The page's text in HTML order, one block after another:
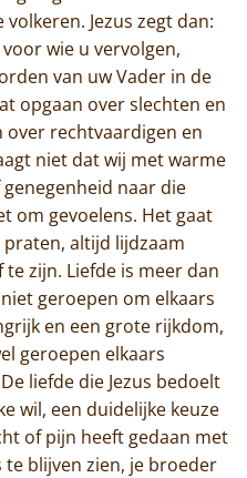
Jezus zegt dan:
wie u vervolgen,
van uw Vader in de
opgaan over slechten en
over rechtvaardigen en
niet dat wij met warme
naar die
om gevoelens. Het gaat
altijd lijdzaam
zijn. Liefde is meer dan
geroepen om elkaars
en een grote rijkdom,
geroepen elkaars
liefde die Jezus bedoelt
wil, een duidelijke keuze
of pijn heeft gedaan met
blijven zien, je broeder